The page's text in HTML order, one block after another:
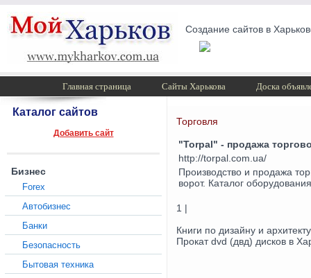
Создание сайтов в
Главная страница Сайты Харькова Доска
Каталог сайтов
Добавить сайт
Бизнес
Forex
Автобизнес
Банки
Безопасность
Бытовая техника
Торговля
"Torpal" - продажа
http://torpal.com.ua/
Производство и продажа
ворот. Каталог
1 |
Книги по дизайну и
Прокат dvd (двд) дисков в